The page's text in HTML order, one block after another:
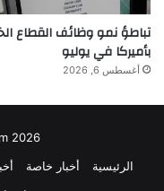
تباطؤ نمو وظائف القطاع
بأميركا في يوليو
أغسطس 6, 2026
2026
الرئيسية
أخبار خاصة